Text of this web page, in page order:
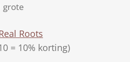
grote
Roots
= 10% korting)